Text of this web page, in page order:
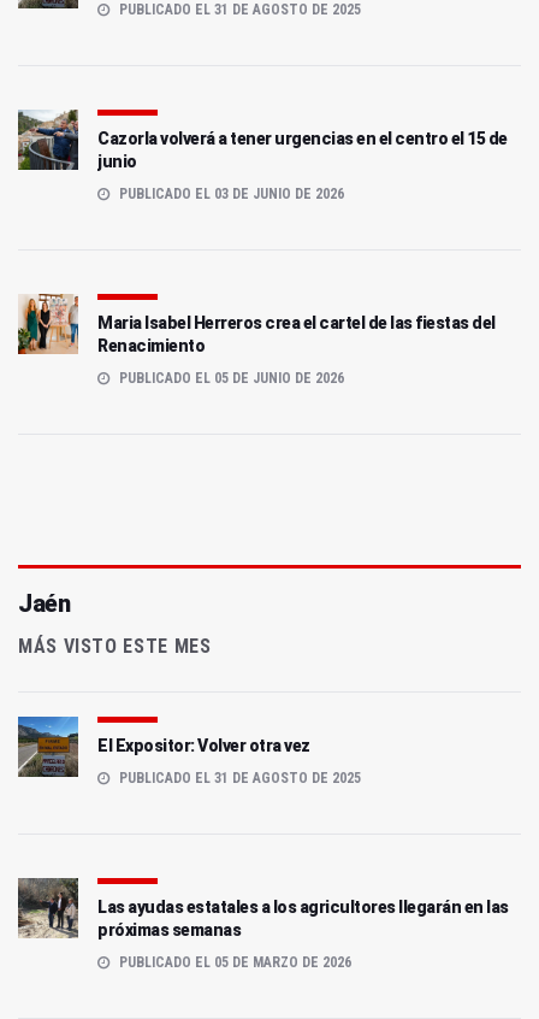
PUBLICADO EL 31 DE AGOSTO DE 2025
Cazorla volverá a tener urgencias en el centro el 15 de
junio
PUBLICADO EL 03 DE JUNIO DE 2026
Maria Isabel Herreros crea el cartel de las fiestas del
Renacimiento
PUBLICADO EL 05 DE JUNIO DE 2026
Jaén
MÁS VISTO ESTE MES
El Expositor: Volver otra vez
PUBLICADO EL 31 DE AGOSTO DE 2025
Las ayudas estatales a los agricultores llegarán en las
próximas semanas
PUBLICADO EL 05 DE MARZO DE 2026